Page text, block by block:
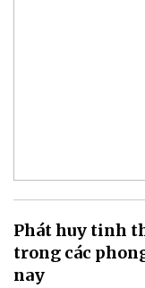
Phát huy tinh
trong các
nay